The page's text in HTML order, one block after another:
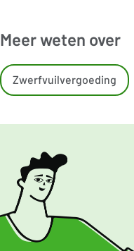
Meer weten over
Zwerfvuilvergoeding